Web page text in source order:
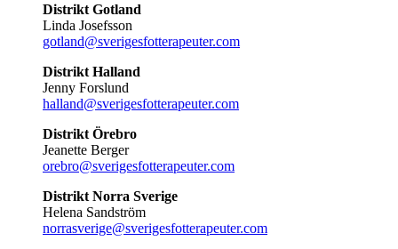
Distrikt Gotland
Linda Josefsson
gotland@sverigesfotterapeuter.com
Distrikt Halland
Jenny Forslund
halland@sverigesfotterapeuter.com
Distrikt Örebro
Jeanette Berger
orebro@sverigesfotterapeuter.com
Distrikt Norra Sverige
Helena Sandström
norrasverige@sverigesfotterapeuter.com